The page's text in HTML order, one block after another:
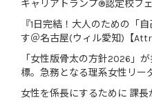
キャリアトランプ®認定校フ
『1日完結！大人のための「
す＠名古屋(ウィル愛知)【
「女性版骨太の方針2026」
標。急務となる理系女性リー
女性を係長にするために 課